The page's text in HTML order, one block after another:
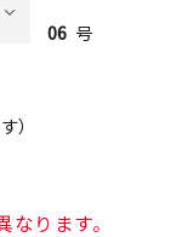
06 号
）
ります。